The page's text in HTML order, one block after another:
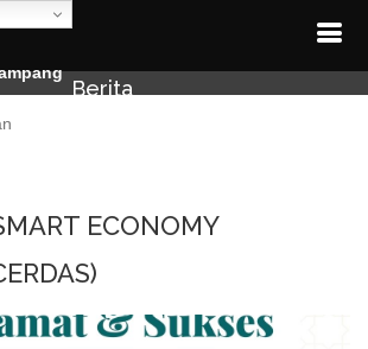
Berita
ECONOMY